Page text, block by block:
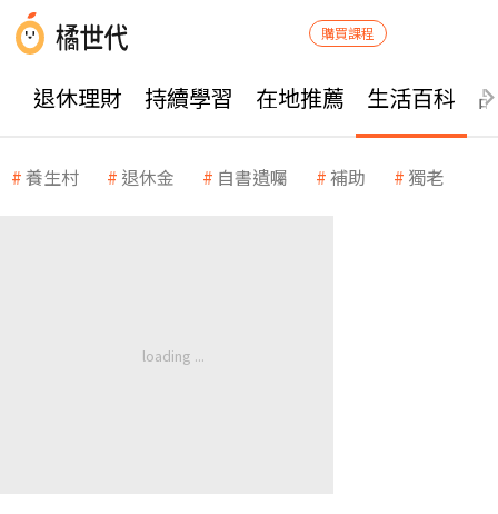
購買課程
退休理財 持續學習 在地推薦 生活百科
養生村 退休金 自書遺囑 補助 獨老